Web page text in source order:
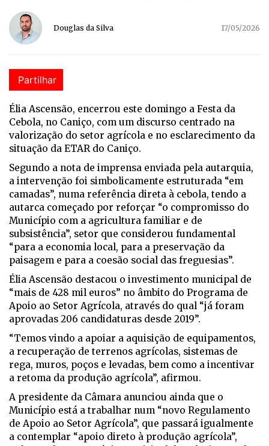
Douglas da Silva 17/05/2026
Partilhar
Élia Ascensão, encerrou este domingo a Festa da
Cebola, no Caniço, com um discurso centrado na
valorização do setor agrícola e no esclarecimento da
situação da ETAR do Caniço.
Segundo a nota de imprensa enviada pela autarquia,
a intervenção foi simbolicamente estruturada “em
camadas”, numa referência direta à cebola, tendo a
autarca começado por reforçar “o compromisso do
Município com a agricultura familiar e de
subsistência”, setor que considerou fundamental
“para a economia local, para a preservação da
paisagem e para a coesão social das freguesias”.
Élia Ascensão destacou o investimento municipal de
“mais de 428 mil euros” no âmbito do Programa de
Apoio ao Setor Agrícola, através do qual “já foram
aprovadas 206 candidaturas desde 2019”.
“Temos vindo a apoiar a aquisição de equipamentos,
a recuperação de terrenos agrícolas, sistemas de
rega, muros, poços e levadas, bem como a incentivar
a retoma da produção agrícola”, afirmou.
A presidente da Câmara anunciou ainda que o
Município está a trabalhar num “novo Regulamento
de Apoio ao Setor Agrícola”, que passará igualmente
a contemplar “apoio direto à produção agrícola”,